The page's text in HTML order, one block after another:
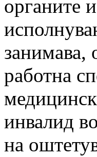
органите
занимава,
работна
инвалид
на